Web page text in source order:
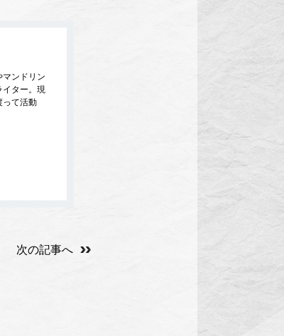
ンドリン
イター。現
って活動
次の記事へ